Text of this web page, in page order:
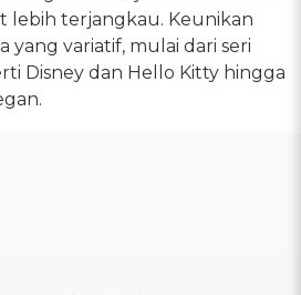
lebih terjangkau. Keunikan
yang variatif, mulai dari seri
Disney dan Hello Kitty hingga